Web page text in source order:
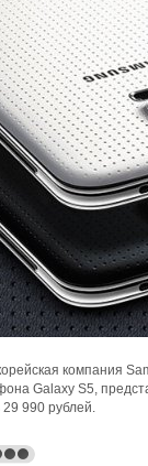
компания
Galaxy S5,
29 990 рублей.